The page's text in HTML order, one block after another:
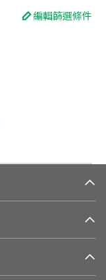
編輯篩選條件